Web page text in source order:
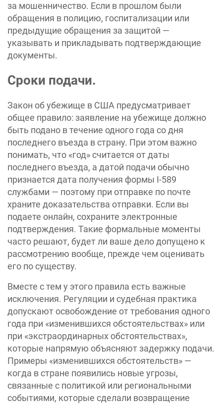
за мошенничество. Если в прошлом были
обращения в полицию, госпитализации или
предыдущие обращения за защитой —
указывать и прикладывать подтверждающие
документы.
Сроки подачи.
Закон об убежище в США предусматривает
общее правило: заявление на убежище должно
быть подано в течение одного года со дня
последнего въезда в страну. При этом важно
понимать, что «год» считается от даты
последнего въезда, а датой подачи обычно
признается дата получения формы I-589
службами — поэтому при отправке по почте
храните доказательства отправки. Если вы
подаете онлайн, сохраните электронные
подтверждения. Такие формальные моменты
часто решают, будет ли ваше дело допущено к
рассмотрению вообще, прежде чем оценивать
его по существу.
Вместе с тем у этого правила есть важные
исключения. Регуляции и судебная практика
допускают освобождение от требования одного
года при «изменившихся обстоятельствах» или
при «экстраординарных обстоятельствах»,
которые напрямую объясняют задержку подачи.
Примеры «изменившихся обстоятельств» —
когда в стране появились новые угрозы,
связанные с политикой или региональными
событиями, которые сделали возвращение